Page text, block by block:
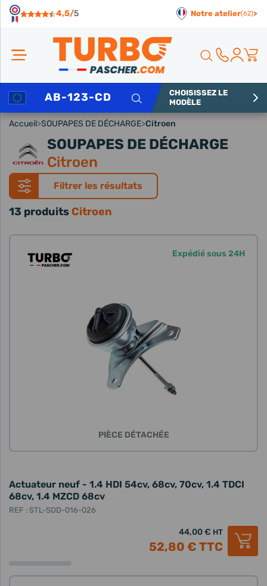
4,5/5 Notre atelier(62)>
Rechercher
CHOISISSEZ LE
MODÈLE
Accueil>SOUPAPES DE DÉCHARGE>Citroen
SOUPAPES DE DÉCHARGE
Citroen
Filtrer les résultats
13 produits Citroen
Expédié sous 24H
PIÈCE DÉTACHÉE
Actuateur neuf - 1.4 HDI 54cv, 68cv, 70cv, 1.4 TDCI
68cv, 1.4 MZCD 68cv
REF : STL-SDD-016-026
44,00 € HT
52,80 € TTC
Panneau de gestion des cookies